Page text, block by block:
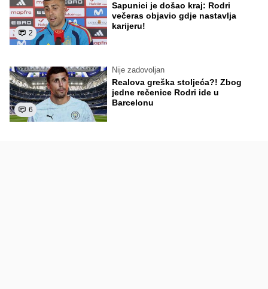
2
Sapunici je došao kraj: Rodri
večeras objavio gdje nastavlja
karijeru!
6
Nije zadovoljan
Realova greška stoljeća?! Zbog
jedne rečenice Rodri ide u
Barcelonu